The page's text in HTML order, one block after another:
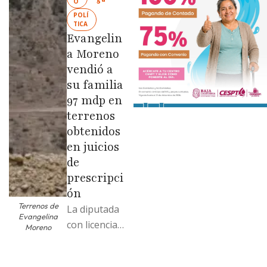
colonias de
las …
Terrenos de
Evangelina
Moreno
POLÍ
TICA
Evangelin
a Moreno
vendió a
su familia
97 mdp en
terrenos
obtenidos
en juicios
de
prescripci
ón
La diputada
con licencia